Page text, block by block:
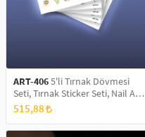
ART-4065'li Tırnak Dövmesi
Seti, Tırnak Sticker Seti, Nail Art,
Tattoo
515,88